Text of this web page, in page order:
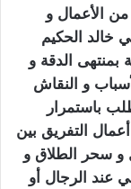
من الأعمال و
خالد الحكيم
بمنتهى الدقة و
و النقاش
باستمرار
التفريق بين
و سحر الطلاق و
عند الرجال أو